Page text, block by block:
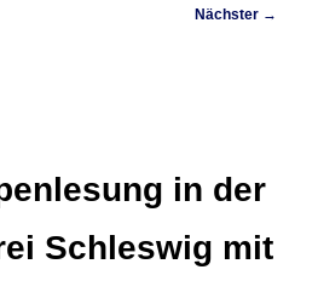
Nächster →
in der
Schleswig mit